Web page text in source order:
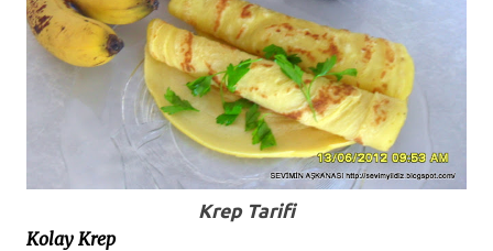
Krep Tarifi
Kolay Krep